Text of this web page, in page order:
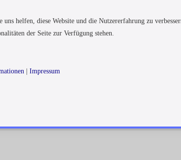
helfen, diese Website und die Nutzererfahrung zu
der Seite zur Verfügung stehen.
| Impressum